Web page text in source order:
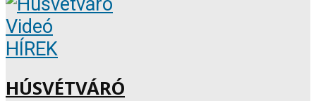
Videó
HÍREK
HÚSVÉTVÁRÓ